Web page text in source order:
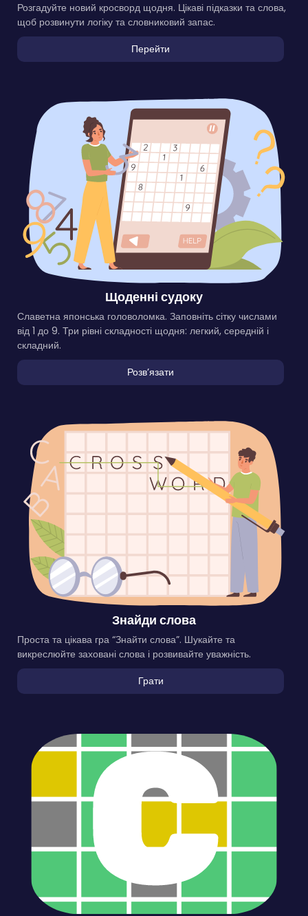
Розгадуйте новий кросворд щодня. Цікаві підказки та слова,
щоб розвинути логіку та словниковий запас.
Перейти
Щоденні судоку
Славетна японська головоломка. Заповніть сітку числами
від 1 до 9. Три рівні складності щодня: легкий, середній і
складний.
Розвʼязати
Знайди слова
Проста та цікава гра “Знайти слова”. Шукайте та
викреслюйте заховані слова і розвивайте уважність.
Грати